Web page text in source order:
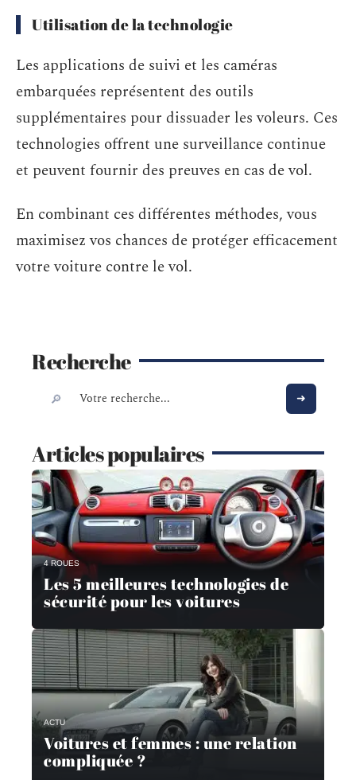
Utilisation de la technologie
Les applications de suivi et les caméras
embarquées représentent des outils
supplémentaires pour dissuader les voleurs. Ces
technologies offrent une surveillance continue
et peuvent fournir des preuves en cas de vol.
En combinant ces différentes méthodes, vous
maximisez vos chances de protéger efficacement
votre voiture contre le vol.
Recherche
Articles populaires
4 ROUES
Les 5 meilleures technologies de
sécurité pour les voitures
ACTU
Voitures et femmes : une relation
compliquée ?